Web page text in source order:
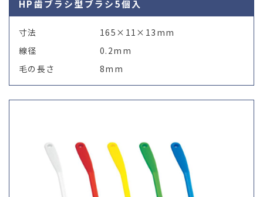
HP歯ブラシ型ブラシ5個入
寸法
165×11×13mm
線径
0.2mm
毛の長さ
8mm